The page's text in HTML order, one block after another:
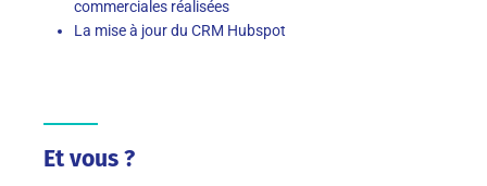
commerciales réalisées
La mise à jour du CRM Hubspot
Et vous ?